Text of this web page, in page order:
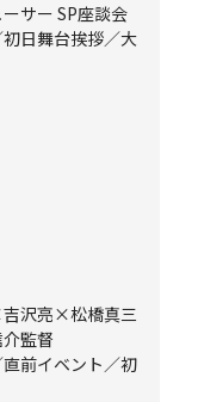
サー SP座談会
日舞台挨拶／大
沢亮×松橋真三
監督
前イベント／初